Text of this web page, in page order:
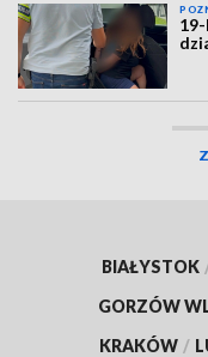
BIAŁYSTOK
GORZÓW
KRAKÓW /